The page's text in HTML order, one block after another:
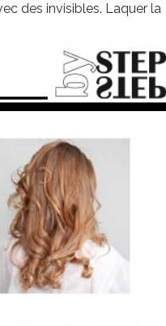
des invisibles. Laquer la